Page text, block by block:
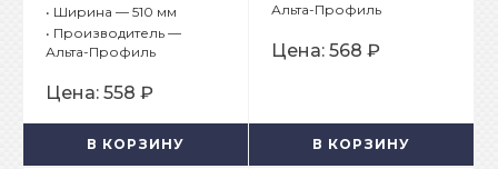
• Ширина — 510 мм
• Производитель —
Альта-Профиль
Цена: 558 ₽
В КОРЗИНУ
Альта-Профиль
Цена: 568 ₽
В КОРЗИНУ